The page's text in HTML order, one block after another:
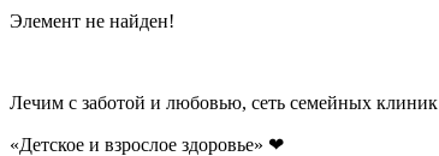
Элемент не найден!
Лечим с заботой и любовью, сеть семейных клиник
«Детское и взрослое здоровье» ❤